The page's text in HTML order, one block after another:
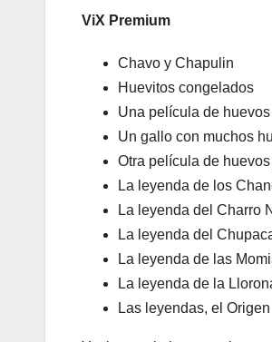
ViX Premium
Chavo y Chapulin
Huevitos congelados
Una película de huevos
Un gallo con muchos
Otra película de
La leyenda de los
La leyenda del Charro
La leyenda del
La leyenda de las
La leyenda de la
Las leyendas, el Origen